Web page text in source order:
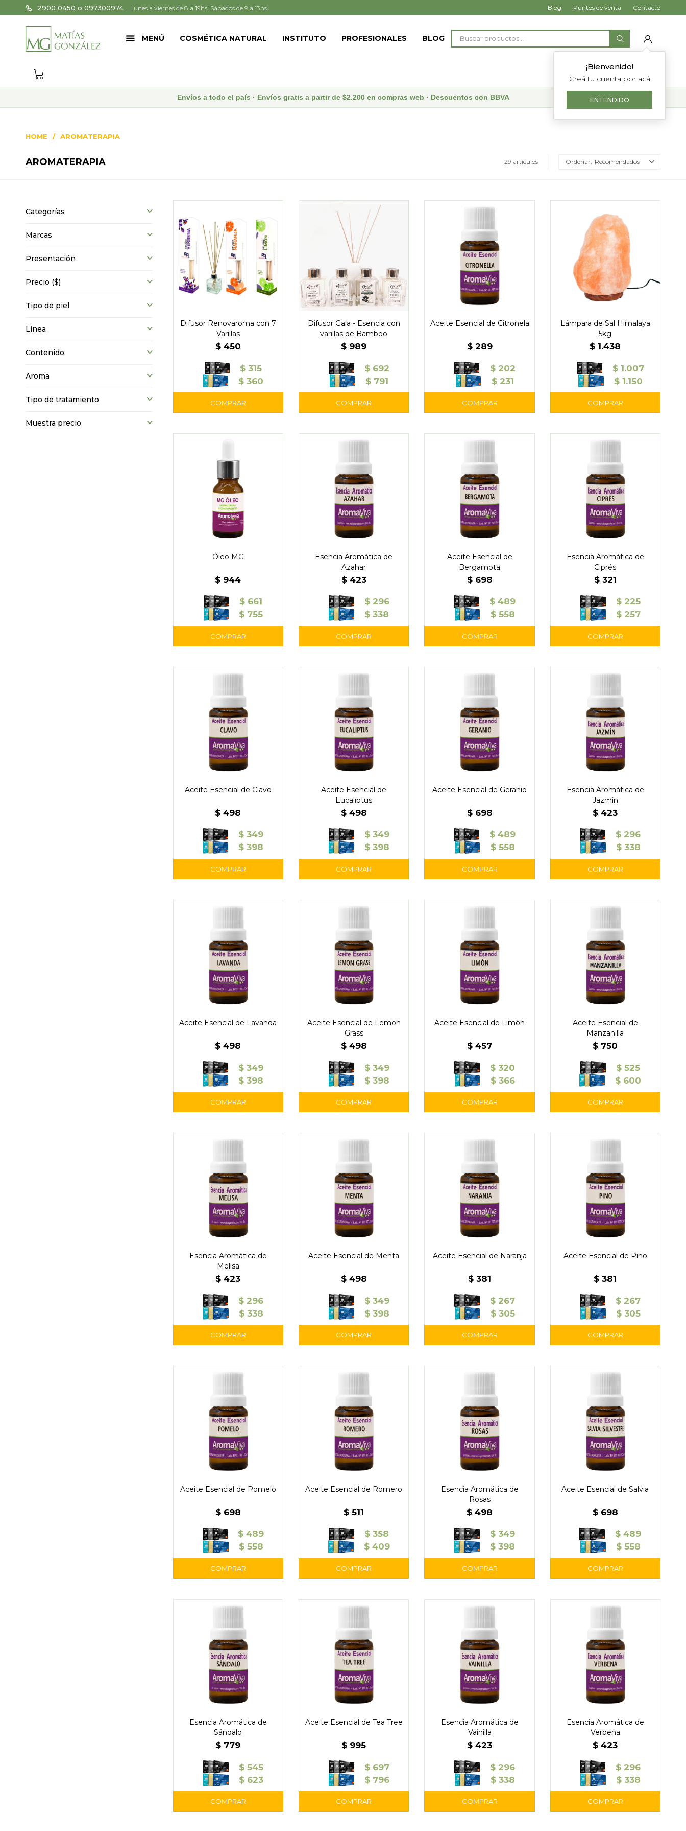
MENÚ COSMÉTICA NATURAL INSTITUTO PROFESIONALES BLOG
¡Bienvenido!
Creá tu cuenta por acá
ENTENDIDO
2900 0450 o 097300974 Lunes a viernes de 8 a 19hs. Sábados de 9 a 13hs. Blog Puntos de venta Contacto
Envíos a todo el país · Envíos gratis a partir de $2.200 en compras web · Descuentos con BBVA
HOME AROMATERAPIA
AROMATERAPIA 29 artículos Recomendados
Difusor Renovaroma con 7
Varillas
$ 450
$ 315
$ 360
Difusor Gaia - Esencia con
varillas de Bamboo
$ 989
$ 692
$ 791
Aceite Esencial de Citronela
$ 289
$ 202
$ 231
Lámpara de Sal Himalaya
5kg
$ 1.438
$ 1.007
$ 1.150
Óleo MG
$ 944
$ 661
$ 755
Esencia Aromática de
Azahar
$ 423
$ 296
$ 338
Aceite Esencial de
Bergamota
$ 698
$ 489
$ 558
Esencia Aromática de
Ciprés
$ 321
$ 225
$ 257
Aceite Esencial de Clavo
$ 498
$ 349
$ 398
Aceite Esencial de
Eucaliptus
$ 498
$ 349
$ 398
Aceite Esencial de Geranio
$ 698
$ 489
$ 558
Esencia Aromática de
Jazmín
$ 423
$ 296
$ 338
Aceite Esencial de Lavanda
$ 498
$ 349
$ 398
Aceite Esencial de Lemon
Grass
$ 498
$ 349
$ 398
Aceite Esencial de Limón
$ 457
$ 320
$ 366
Aceite Esencial de
Manzanilla
$ 750
$ 525
$ 600
Esencia Aromática de
Melisa
$ 423
$ 296
$ 338
Aceite Esencial de Menta
$ 498
$ 349
$ 398
Aceite Esencial de Naranja
$ 381
$ 267
$ 305
Aceite Esencial de Pino
$ 381
$ 267
$ 305
Aceite Esencial de Pomelo
$ 698
$ 489
$ 558
Aceite Esencial de Romero
$ 511
$ 358
$ 409
Esencia Aromática de
Rosas
$ 498
$ 349
$ 398
Aceite Esencial de Salvia
$ 698
$ 489
$ 558
Esencia Aromática de
Sándalo
$ 779
$ 545
$ 623
Aceite Esencial de Tea Tree
$ 995
$ 697
$ 796
Esencia Aromática de
Vainilla
$ 423
$ 296
$ 338
Esencia Aromática de
Verbena
$ 423
$ 296
$ 338
Categorías
Marcas
Presentación
Precio ($)
Tipo de piel
Línea
Contenido
Aroma
Tipo de tratamiento
Muestra precio